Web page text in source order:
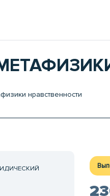
нравственности